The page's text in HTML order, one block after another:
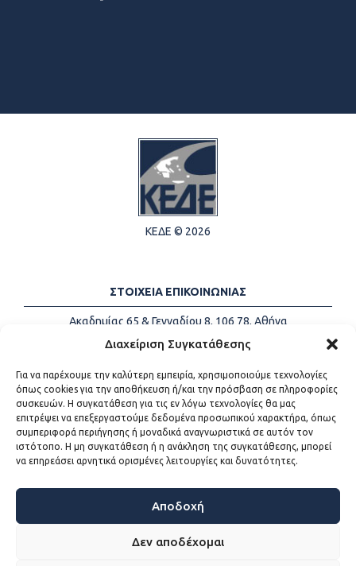
Διαχείριση Συγκατάθεσης
Για να παρέχουμε την καλύτερη εμπειρία, χρησιμοποιούμε τεχνολογίες
όπως cookies για την αποθήκευση ή/και την πρόσβαση σε πληροφορίες
συσκευών. Η συγκατάθεση για τις εν λόγω τεχνολογίες θα μας
επιτρέψει να επεξεργαστούμε δεδομένα προσωπικού χαρακτήρα, όπως
συμπεριφορά περιήγησης ή μοναδικά αναγνωριστικά σε αυτόν τον
ιστότοπο. Η μη συγκατάθεση ή η ανάκληση της συγκατάθεσης, μπορεί
να επηρεάσει αρνητικά ορισμένες λειτουργίες και δυνατότητες.
Αποδοχή
Δεν αποδέχομαι
ΚΕΔΕ © 2026
ΣΤΟΙΧΕΙΑ ΕΠΙΚΟΙΝΩΝΙΑΣ
Ακαδημίας 65 & Γενναδίου 8, 106 78, Αθήνα
Τηλέφωνα:
+30 213-2147500
Email:
info@kede.gr
ΧΡΗΣΙΜΟΙ ΣΥΝΔΕΣΜΟΙ
Η ΚΕΔΕ
Sitemap
Προσβασιμότητα
Όροι χρήσης